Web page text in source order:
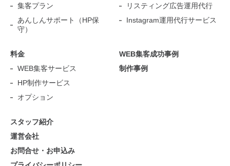
集客プラン
あんしんサポート（HP保
守）
リスティング広告運用代行
Instagram運用代行サービス
料金
WEB集客サービス
HP制作サービス
オプション
WEB集客成功事例
制作事例
スタッフ紹介
運営会社
お問合せ・お申込み